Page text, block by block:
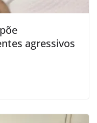
agressivos